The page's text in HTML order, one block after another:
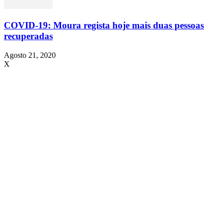
COVID-19: Moura regista hoje mais duas pessoas
recuperadas
Agosto 21, 2020
X